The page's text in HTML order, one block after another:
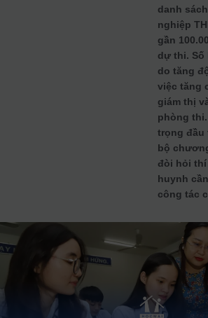
danh
nghiệp
gần
dự thi.
do tăng
việc tăng
giám thị
phòng
trọng đầu
bộ
đòi hỏi
huynh
công tác